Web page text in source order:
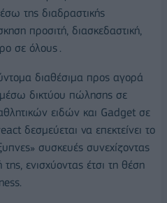
της διαδραστικής
προσιτή, διασκεδαστική,
σε όλους .
διαθέσιμα προς αγορά
δικτύου πώλησης σε
ειδών και Gadget σε
δεσμεύεται να επεκτείνει το
συσκευές συνεχίζοντας
ενισχύοντας έτσι τη θέση
.